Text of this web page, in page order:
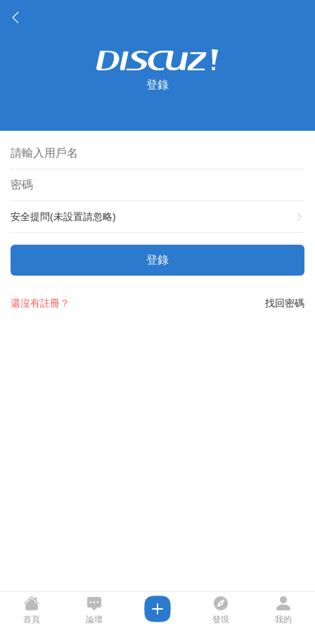
登錄
安全提問(未設置請忽略)
登錄
找回密碼
還沒有註冊？
首頁 論壇 發現 我的